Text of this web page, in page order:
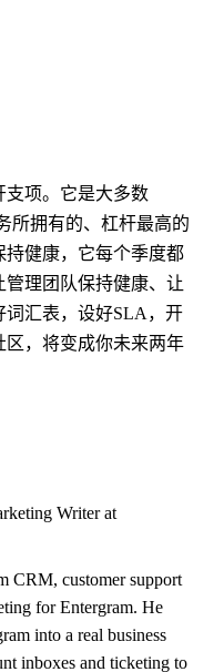
支项。它是大多数
所拥有的、杠杆最高的
健康，它每个季度都
理团队保持健康、让
词汇表，设好SLA，开
，将变成你未来两年
Writer at
CRM, customer support
for Entergram. He
into a real business
inboxes and ticketing to